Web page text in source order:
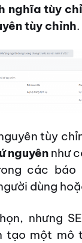
nghĩa tùy
tùy chỉnh.
tùy
nguyên như
các báo
dùng
nhưng
tạo một mô